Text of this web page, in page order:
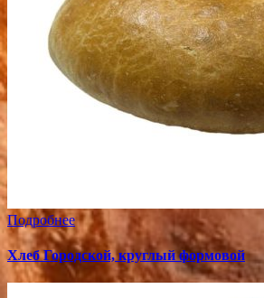
Подробнее
Хлеб Городской, круглый формовой